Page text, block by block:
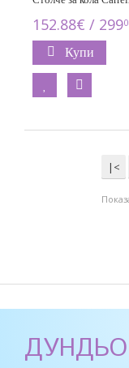
152.88€ / 299
Купи
|<
ДУНДЬО